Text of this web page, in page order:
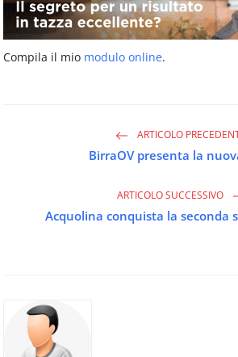
Compila il mio modulo online.
ARTICOLO
BirraOV presenta la
ARTICOLO SUCCESSIVO
Acquolina conquista la seconda